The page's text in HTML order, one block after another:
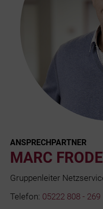
ANSPRECHPARTNER
MARC
Gruppenleiter
Telefon: 05222 808 - 269